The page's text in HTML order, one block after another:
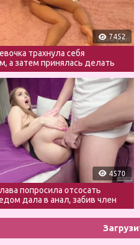
7452
трахнула себя
а затем принялась делать
4570
попросила отсосать
дала в анал, забив член